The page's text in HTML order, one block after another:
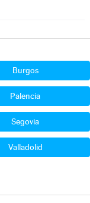
Burgos
Palencia
Segovia
Valladolid